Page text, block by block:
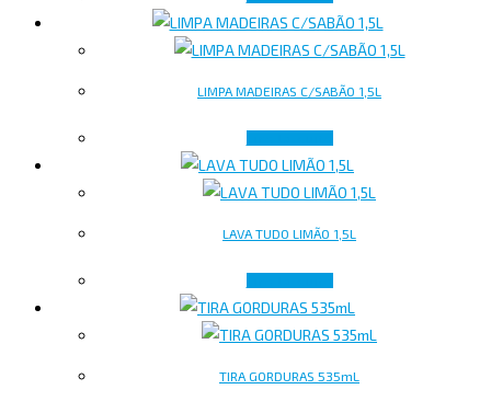
LIMPA MADEIRAS C/SABÃO 1,5L
LAVA TUDO LIMÃO 1,5L
TIRA GORDURAS 535mL